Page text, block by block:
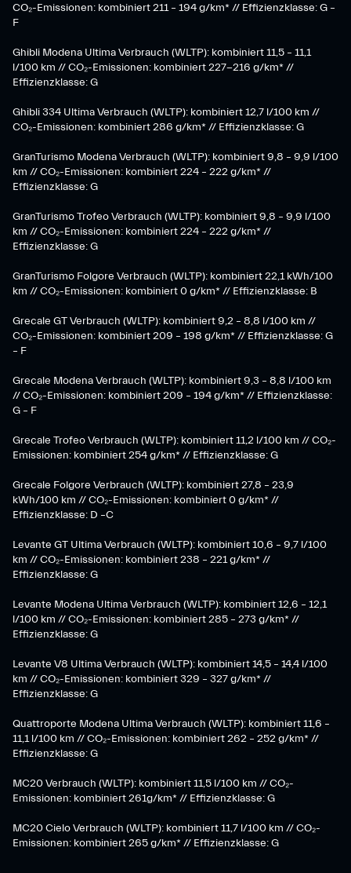
CO₂-Emissionen: kombiniert 211 – 194 g/km* // Effizienzklasse: G –
F
Ghibli Modena Ultima Verbrauch (WLTP): kombiniert 11,5 – 11,1
l/100 km // CO₂-Emissionen: kombiniert 227-216 g/km* //
Effizienzklasse: G
Ghibli 334 Ultima Verbrauch (WLTP): kombiniert 12,7 l/100 km //
CO₂-Emissionen: kombiniert 286 g/km* // Effizienzklasse: G
GranTurismo Modena Verbrauch (WLTP): kombiniert 9,8 – 9,9 l/100
km // CO₂-Emissionen: kombiniert 224 – 222 g/km* //
Effizienzklasse: G
GranTurismo Trofeo Verbrauch (WLTP): kombiniert 9,8 – 9,9 l/100
km // CO₂-Emissionen: kombiniert 224 – 222 g/km* //
Effizienzklasse: G
GranTurismo Folgore Verbrauch (WLTP): kombiniert 22,1 kWh/100
km // CO₂-Emissionen: kombiniert 0 g/km* // Effizienzklasse: B
Grecale GT Verbrauch (WLTP): kombiniert 9,2 – 8,8 l/100 km //
CO₂-Emissionen: kombiniert 209 – 198 g/km* // Effizienzklasse: G
– F
Grecale Modena Verbrauch (WLTP): kombiniert 9,3 – 8,8 l/100 km
// CO₂-Emissionen: kombiniert 209 – 194 g/km* // Effizienzklasse:
G – F
Grecale Trofeo Verbrauch (WLTP): kombiniert 11,2 l/100 km // CO₂-
Emissionen: kombiniert 254 g/km* // Effizienzklasse: G
Grecale Folgore Verbrauch (WLTP): kombiniert 27,8 – 23,9
kWh/100 km // CO₂-Emissionen: kombiniert 0 g/km* //
Effizienzklasse: D –C
Levante GT Ultima Verbrauch (WLTP): kombiniert 10,6 – 9,7 l/100
km // CO₂-Emissionen: kombiniert 238 – 221 g/km* //
Effizienzklasse: G
Levante Modena Ultima Verbrauch (WLTP): kombiniert 12,6 – 12,1
l/100 km // CO₂-Emissionen: kombiniert 285 – 273 g/km* //
Effizienzklasse: G
Levante V8 Ultima Verbrauch (WLTP): kombiniert 14,5 – 14,4 l/100
km // CO₂-Emissionen: kombiniert 329 – 327 g/km* //
Effizienzklasse: G
Quattroporte Modena Ultima Verbrauch (WLTP): kombiniert 11,6 –
11,1 l/100 km // CO₂-Emissionen: kombiniert 262 – 252 g/km* //
Effizienzklasse: G
MC20 Verbrauch (WLTP): kombiniert 11,5 l/100 km // CO₂-
Emissionen: kombiniert 261g/km* // Effizienzklasse: G
MC20 Cielo Verbrauch (WLTP): kombiniert 11,7 l/100 km // CO₂-
Emissionen: kombiniert 265 g/km* // Effizienzklasse: G